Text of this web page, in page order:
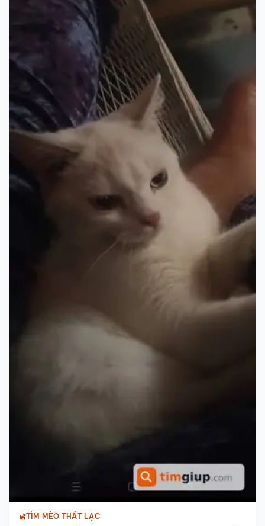
TÌM MÈO THẤT LẠC